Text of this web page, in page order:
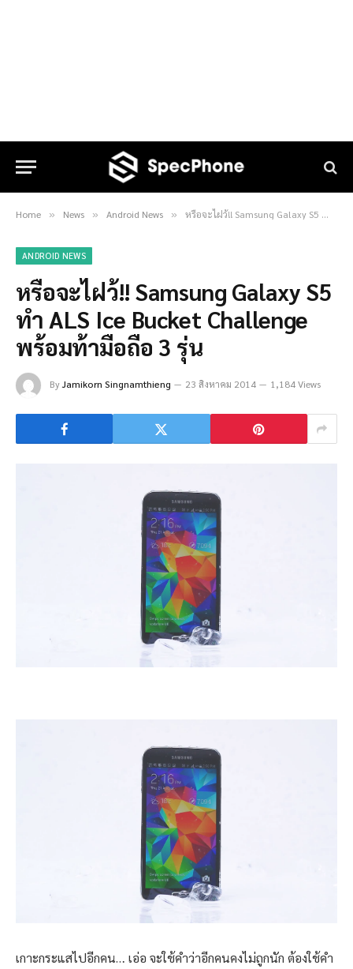
Home » News » Android News » หรือจะไฝว้!! Samsung Galaxy S5 ทำ ALS Ice Bucket Challenge พร้อมท้ามือถือ 3 รุ่น
ANDROID NEWS
หรือจะไฝว้!! Samsung Galaxy S5
ทำ ALS Ice Bucket Challenge
พร้อมท้ามือถือ 3 รุ่น
ByJamikorn Singnamthieng 23 สิงหาคม 2014 1,184 Views
เกาะกระแสไปอีกคน… เอ่อ จะใช้คำว่าอีกคนคงไม่ถูกนัก ต้องใช้คำ